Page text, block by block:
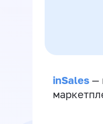
inSales —